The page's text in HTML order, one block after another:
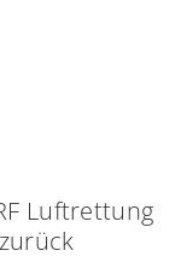
Luftrettung